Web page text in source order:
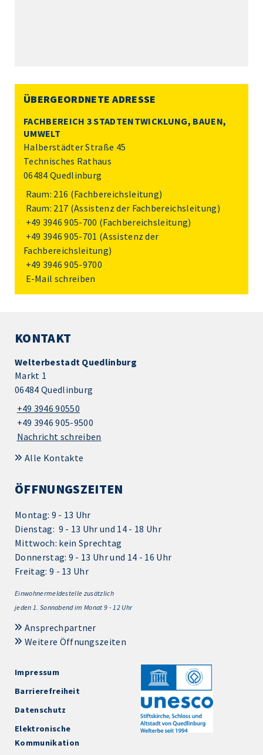
ÜBERGEORDNETE ADRESSE
FACHBEREICH 3 STADTENTWICKLUNG, BAUEN,
UMWELT
Halberstädter Straße 45
Technisches Rathaus
06484 Quedlinburg
Raum: 216 (Fachbereichsleitung)
Raum: 217 (Assistenz der Fachbereichsleitung)
+49 3946 905-700 (Fachbereichsleitung)
+49 3946 905-701 (Assistenz der
Fachbereichsleitung)
+49 3946 905-9700
E-Mail schreiben
KONTAKT
Welterbestadt Quedlinburg
Markt 1
06484 Quedlinburg
+49 3946 90550
+49 3946 905-9500
Nachricht schreiben
Alle Kontakte
ÖFFNUNGSZEITEN
Montag: 9 - 13 Uhr
Dienstag: 9 - 13 Uhr und 14 - 18 Uhr
Mittwoch: kein Sprechtag
Donnerstag: 9 - 13 Uhr und 14 - 16 Uhr
Freitag: 9 - 13 Uhr
Einwohnermeldestelle zusätzlich
jeden 1. Sonnabend im Monat 9 - 12 Uhr
Ansprechpartner
Weitere Öffnungszeiten
Impressum
Barrierefreiheit
Datenschutz
Elektronische
Kommunikation